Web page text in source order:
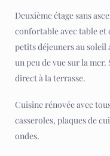
Deuxième étage sans
confortable avec table et
petits déjeuners au soleil
un peu de vue sur la mer.
direct à la terrasse.
Cuisine rénovée avec
casseroles, plaques de
ondes.